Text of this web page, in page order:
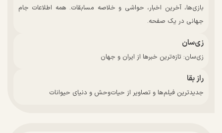
بازی‌ها، آخرین اخبار، حواشی و خلاصه مسابقات. همه اطلاعات جام
جهانی در یک صفحه.
زی‌سان
زی‌سان: تازه‌ترین خبرها از ایران و جهان
راز بقا
جدیدترین فیلم‌ها و تصاویر از حیات‌وحش و دنیای حیوانات